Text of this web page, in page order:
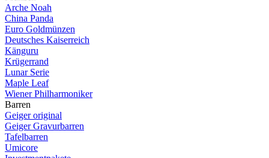
Arche Noah
China Panda
Euro Goldmünzen
Deutsches Kaiserreich
Känguru
Krügerrand
Lunar Serie
Maple Leaf
Wiener Philharmoniker
Barren
Geiger original
Geiger Gravurbarren
Tafelbarren
Umicore